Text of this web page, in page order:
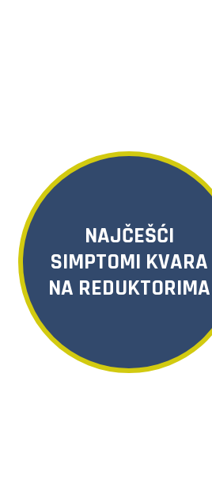
NAJČEŠĆI
SIMPTOMI KVARA
NA REDUKTORIMA